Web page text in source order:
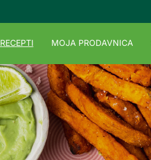
RECEPTI MOJA PRODAVNICA